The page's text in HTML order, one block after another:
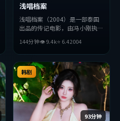
浅唱档案
浅唱档案（2004）是一部泰国
出品的传记电影，由冯小刚执
主演。影片在叙事与视听上力求
突破，探讨人性与抉择，节奏张
弛有度，适合喜欢该类型的观众
完整观看。
144分钟👁9.4k⭐ 6.42004
93分钟
韩剧